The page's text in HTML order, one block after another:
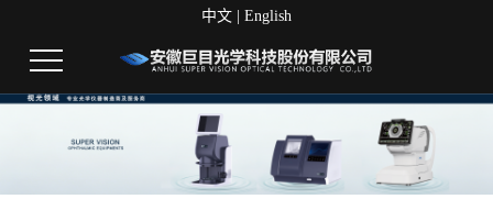
中文 English